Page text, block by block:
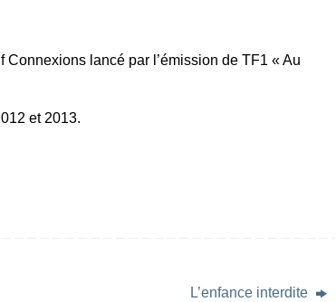
lancé par l’émission de TF1 « Au
et 2013.
L’enfance interdite